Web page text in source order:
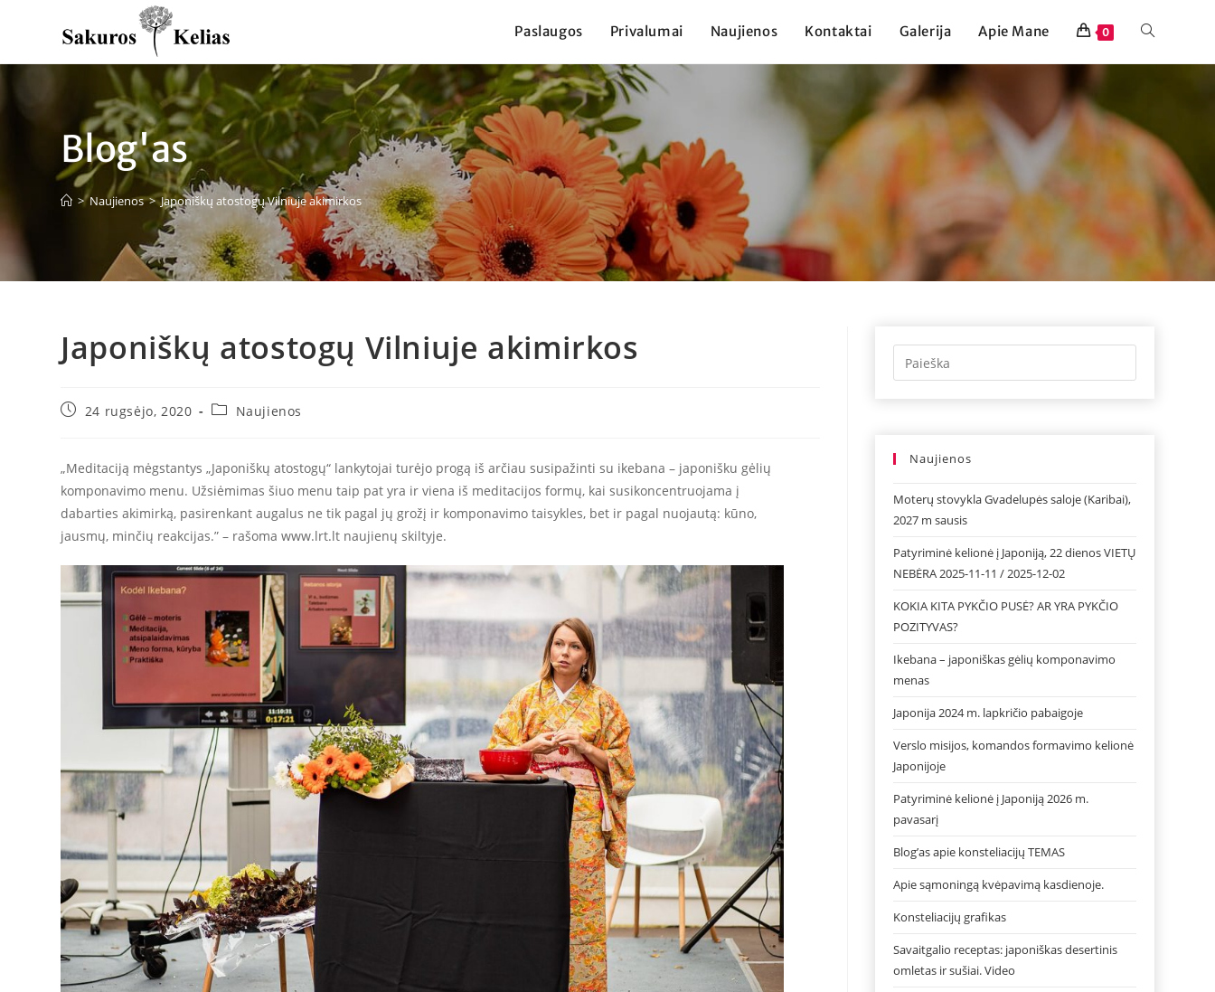
Paslaugos Privalumai Naujienos Kontaktai Galerija Apie Mane 0
Blog'as
> Naujienos > Japoniškų atostogų Vilniuje akimirkos
Japoniškų atostogų Vilniuje akimirkos
24 rugsėjo, 2020 Naujienos
„Meditaciją mėgstantys „Japoniškų atostogų“ lankytojai turėjo progą iš arčiau susipažinti su ikebana – japonišku gėlių
komponavimo menu. Užsiėmimas šiuo menu taip pat yra ir viena iš meditacijos formų, kai susikoncentruojama į
dabarties akimirką, pasirenkant augalus ne tik pagal jų grožį ir komponavimo taisykles, bet ir pagal nuojautą: kūno,
jausmų, minčių reakcijas.” – rašoma www.lrt.lt naujienų skiltyje.
Naujienos
Moterų stovykla Gvadelupės saloje (Karibai),
2027 m sausis
Patyriminė kelionė į Japoniją, 22 dienos VIETŲ
NEBĖRA 2025-11-11 / 2025-12-02
KOKIA KITA PYKČIO PUSĖ? AR YRA PYKČIO
POZITYVAS?
Ikebana – japoniškas gėlių komponavimo
menas
Japonija 2024 m. lapkričio pabaigoje
Verslo misijos, komandos formavimo kelionė
Japonijoje
Patyriminė kelionė į Japoniją 2026 m.
pavasarį
Blog’as apie konsteliacijų TEMAS
Apie sąmoningą kvėpavimą kasdienoje.
Konsteliacijų grafikas
Savaitgalio receptas: japoniškas desertinis
omletas ir sušiai. Video